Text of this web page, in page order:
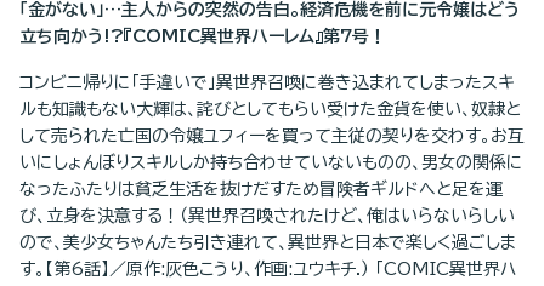
「金がない」…主人からの突然の告白。経済危機を前に元令嬢はどう
立ち向かう!?『COMIC異世界ハーレム』第7号！
コンビニ帰りに「手違いで」異世界召喚に巻き込まれてしまったスキ
ルも知識もない大輝は、詫びとしてもらい受けた金貨を使い、奴隷と
して売られた亡国の令嬢ユフィーを買って主従の契りを交わす。お互
いにしょんぼりスキルしか持ち合わせていないものの、男女の関係に
なったふたりは貧乏生活を抜けだすため冒険者ギルドへと足を運
び、立身を決意する！（異世界召喚されたけど、俺はいらないらしい
ので、美少女ちゃんたち引き連れて、異世界と日本で楽しく過ごしま
す。【第6話】／原作:灰色こうり、作画:ユウキチ.） 「COMIC異世界ハ